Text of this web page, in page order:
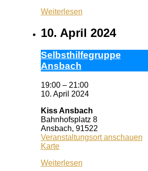
Weiterlesen
10. April 2024
Selbst­hil­fe­grup­pe
Ans­bach
19:00 – 21:00
10. April 2024
Kiss Ansbach
Bahnhofsplatz 8
Ansbach, 91522
Veranstaltungsort anschauen
KarteKiss
Weiterlesen